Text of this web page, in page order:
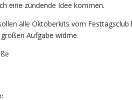
eine zündende Idee kommen.
alle Oktoberkits vom
Aufgabe widme.